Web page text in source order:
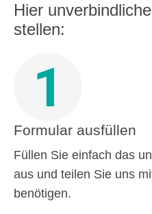
Hier
stellen:
1
Formular ausfüllen
Füllen Sie einfach das
aus und teilen Sie uns
benötigen.